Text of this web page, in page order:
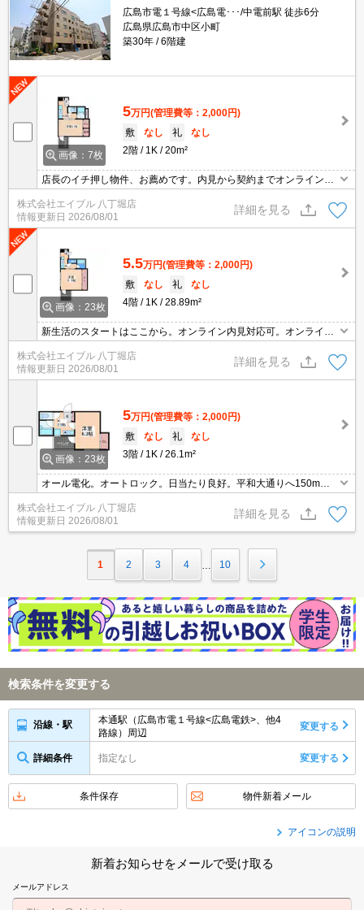
広島市電１号線<広島電･･･/中電前駅 徒歩6分
広島県広島市中区小町
築30年
6階建
画像：7枚
5万円(管理費等：2,000円)
敷
なし 礼
なし
2階
1K 20m²
店長のイチ押し物件、お薦めです。内見から契約までオンラインで
対応可能です。
株式会社エイブル 八丁堀店
情報更新日 2026/08/01
詳細を見る
画像：23枚
5.5万円(管理費等：2,000円)
敷
なし 礼
なし
4階
1K 28.89m²
新生活のスタートはここから。オンライン内見対応可。オンライン
契約対応可。
株式会社エイブル 八丁堀店
情報更新日 2026/08/01
詳細を見る
画像：23枚
5万円(管理費等：2,000円)
敷
なし 礼
なし
3階
1K 26.1m²
オール電化。オートロック。日当たり良好。平和大通りへ150m。
オンライン内見対応可。オンライン契約対応可。インターネット無
料。
株式会社エイブル 八丁堀店
情報更新日 2026/08/01
詳細を見る
1 2 3 4 10
検索条件を変更する
沿線・駅
本通駅（広島市電１号線<広島電鉄>、他4
路線）周辺
変更する
詳細条件 指定なし 変更する
条件保存 物件新着メール
アイコンの説明
新着お知らせをメールで受け取る
メールアドレス